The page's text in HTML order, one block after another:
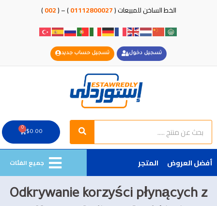
الخط الساخن للمبيعات (01112800027
) – (
002
)
تسجيل دخول تسجيل حساب جديد
Search
Search
$0.00
0
Cart
أفضل العروض المتجر جميع الفئات
Odkrywanie korzyści płynących z